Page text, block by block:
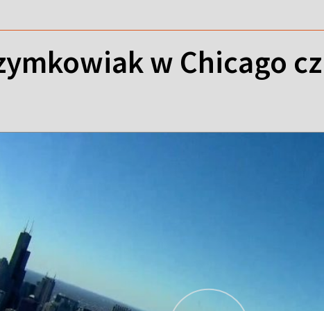
w Chicago